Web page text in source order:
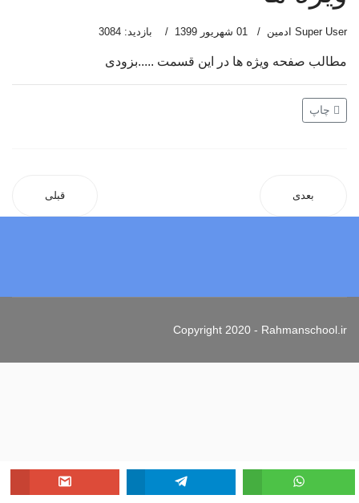
Super User ادمین 01 شهریور 1399 بازدید: 3084
مطالب صفحه ویژه ها در این قسمت .....بزودی
چاپ
قبلی بعدی
Copyright 2020 - Rahmanschool.ir